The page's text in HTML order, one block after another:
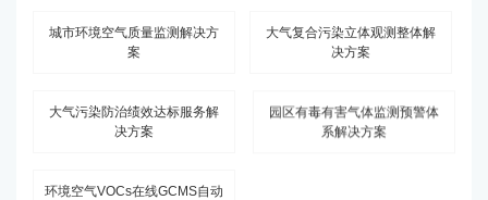
城市环境空气质量监测解决方
案
大气复合污染立体观测整体解
决方案
大气污染防治绩效达标服务解
决方案
园区有毒有害气体监测预警体
系解决方案
环境空气VOCs在线GCMS自动